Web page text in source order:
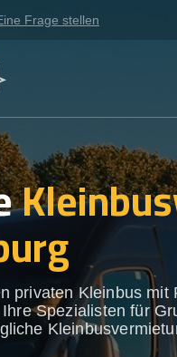
Frage stellen
privaten Kleinbus mit
Spezialisten für